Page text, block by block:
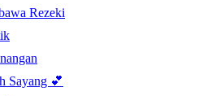
Rezeki
Sayang 💕